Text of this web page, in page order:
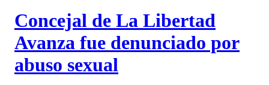
Concejal de La Libertad
Avanza fue denunciado por
abuso sexual